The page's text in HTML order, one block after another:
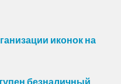
иконок на
безналичный